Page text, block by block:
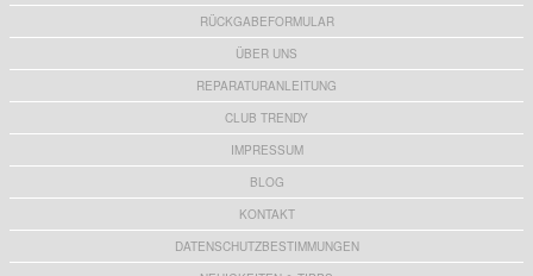
RÜCKGABEFORMULAR
ÜBER UNS
REPARATURANLEITUNG
CLUB TRENDY
IMPRESSUM
BLOG
KONTAKT
DATENSCHUTZBESTIMMUNGEN